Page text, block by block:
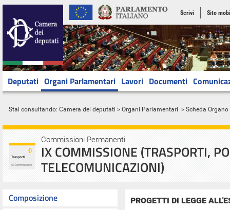
Scrivi Sito
Deputati Organi Parlamentari Lavori Documenti
Stai consultando: Camera dei deputati > Organi Parlamentari > Scheda Organo
Commissioni Permanenti
IX COMMISSIONE (TRASPORTI,
TELECOMUNICAZIONI)
Composizione
PROGETTI DI LEGGE